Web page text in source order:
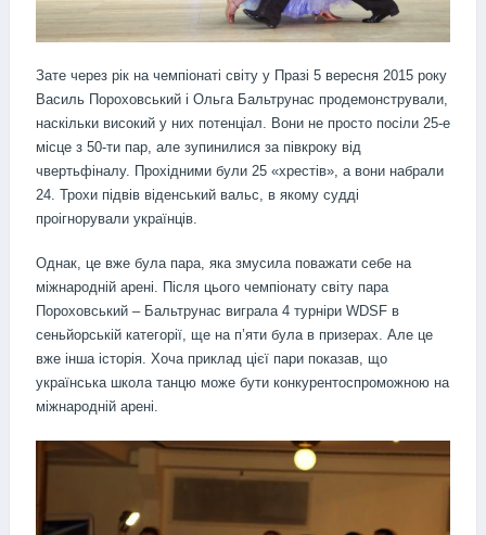
Зате через рік на чемпіонаті світу у Празі 5 вересня 2015 року
Василь Пороховський і Ольга Бальтрунас продемонстрували,
наскільки високий у них потенціал. Вони не просто посіли 25-е
місце з 50-ти пар, але зупинилися за півкроку від
чвертьфіналу. Прохідними були 25 «хрестів», а вони набрали
24. Трохи підвів віденський вальс, в якому судді
проігнорували українців.
Однак, це вже була пара, яка змусила поважати себе на
міжнародній арені. Після цього чемпіонату світу пара
Пороховський – Бальтрунас виграла 4 турніри WDSF в
сеньйорській категорії, ще на п’яти була в призерах. Але це
вже інша історія. Хоча приклад цієї пари показав, що
українська школа танцю може бути конкурентоспроможною на
міжнародній арені.